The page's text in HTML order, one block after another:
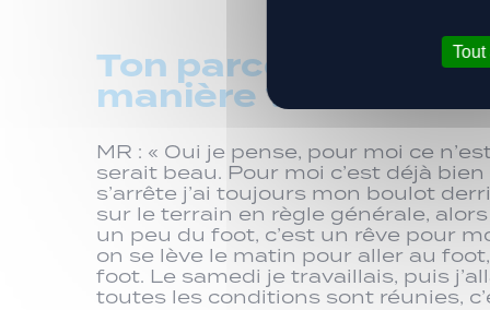
Ton parcours
manière ?
MR : « Oui je pense, pour moi ce
serait beau. Pour moi c’est déjà
s’arrête j’ai toujours mon boulot
sur le terrain en règle générale,
un peu du foot, c’est un rêve pour
on se lève le matin pour aller au
foot. Le samedi je travaillais, puis
toutes les conditions sont réunies,